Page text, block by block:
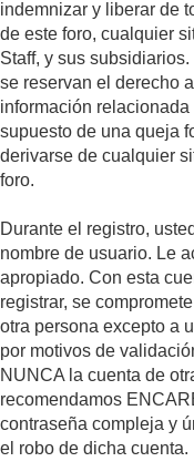
indemnizar y liberar de
de este foro, cualquier
Staff, y sus
se reservan el derecho
información
supuesto de una queja
derivarse de cualquier
foro.
Durante el registro,
nombre de usuario. Le
apropiado. Con esta
registrar, se
otra persona excepto a
por motivos de
NUNCA la cuenta de
recomendamos
contraseña compleja y
el robo de dicha cuenta.